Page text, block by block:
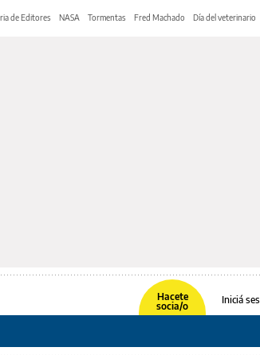
de Editores NASA Tormentas Fred Machado Día del veterinario
Hacete
socia/o
Iniciá